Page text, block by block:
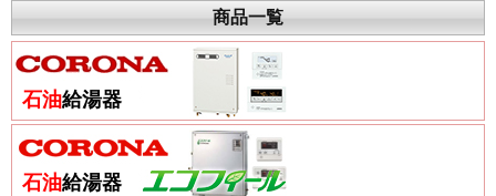
商品一覧
石油給湯器
石油給湯器